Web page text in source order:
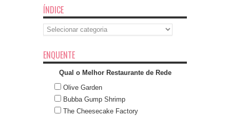
ÍNDICE
Índice
ENQUENTE
Qual o Melhor Restaurante de Rede
Olive Garden
Bubba Gump Shrimp
The Cheesecake Factory